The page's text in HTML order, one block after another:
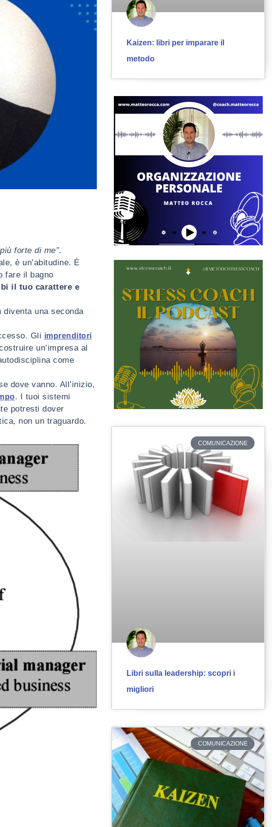
forte di me”.
è un’abitudine. È
fare il bagno
il tuo carattere e
una seconda
Gli imprenditori
un’impresa al
come
dove vanno. All’inizio,
. I tuoi sistemi
potresti dover
non un traguardo.
Kaizen: libri per imparare il
metodo
COMUNICAZIONE
Libri sulla leadership: scopri i
migliori
COMUNICAZIONE